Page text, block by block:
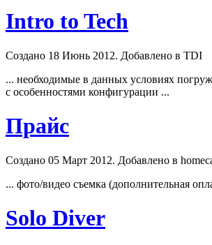
Intro to Tech
Создано 18 Июнь 2012. Добавлено в TDI
... необходимые в данных условиях
с особенностями конфигурации ...
Прайс
Создано 05 Март 2012. Добавлено в
... фото/видео съемка (дополнительная
Solo Diver